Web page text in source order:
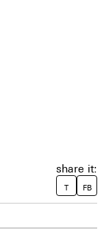
share it:
T FB